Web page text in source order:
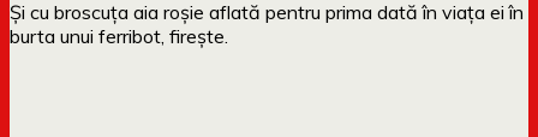
Și cu broscuța aia roșie aflată pentru prima dată în viața ei în
burta unui ferribot, firește.